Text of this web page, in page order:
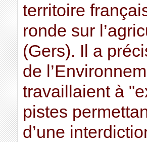
territoire
ronde sur
(Gers). Il a
de
travaillaient à
pistes
d’une